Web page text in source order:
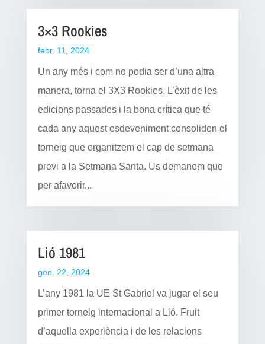
3×3 Rookies
febr. 11, 2024
Un any més i com no podia ser d’una altra
manera, torna el 3X3 Rookies. L’èxit de les
edicions passades i la bona crítica que té
cada any aquest esdeveniment consoliden el
torneig que organitzem el cap de setmana
previ a la Setmana Santa. Us demanem que
per afavorir...
Lió 1981
gen. 22, 2024
L’any 1981 la UE St Gabriel va jugar el seu
primer torneig internacional a Lió. Fruit
d’aquella experiència i de les relacions